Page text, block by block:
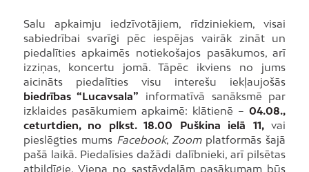
Salu apkaimju iedzīvotājiem, rīdziniekiem, visai
sabiedrībai svarīgi pēc iespējas vairāk zināt un
piedalīties apkaimēs notiekošajos pasākumos, arī
izziņas, koncertu jomā. Tāpēc ikviens no jums
aicināts piedalīties visu interešu iekļaujošās
biedrības “Lucavsala” informatīvā sanāksmē par
izklaides pasākumiem apkaimē: klātienē –04.08.,
ceturtdien, no plkst. 18.00 Puškina ielā 11,vai
pieslēgties mums Facebook, Zoomplatformās šajā
pašā laikā. Piedalīsies dažādi dalībnieki, arī pilsētas
atbildīgie. Viena no sastāvdaļām pasākumam būs